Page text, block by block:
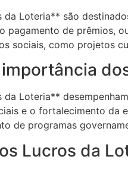
da Loteria** são
pagamento de prêmios,
sociais, como projetos
da Loteria**
e o fortalecimento da
de programas
Lucros da